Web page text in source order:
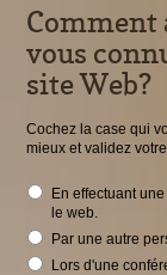
Comment
vous
site Web?
Cochez la case qui
mieux et validez
En effectuant
le web.
Par une autre
Lors d'une